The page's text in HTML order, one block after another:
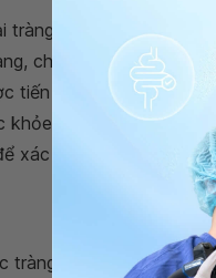
tràng cản quang vẫn
chụp cắt lớp vi
tiến hành khi có chỉ
khỏe và tuổi tác của
xác định các nguyên
tràng